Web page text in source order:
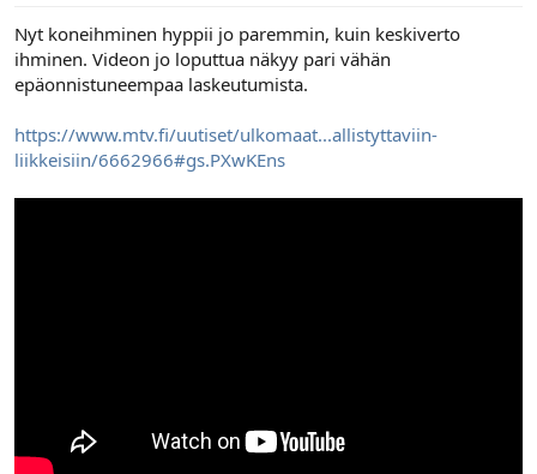
Nyt koneihminen hyppii jo paremmin, kuin keskiverto
ihminen. Videon jo loputtua näkyy pari vähän
epäonnistuneempaa laskeutumista.
https://www.mtv.fi/uutiset/ulkomaat...allistyttaviin-
liikkeisiin/6662966#gs.PXwKEns